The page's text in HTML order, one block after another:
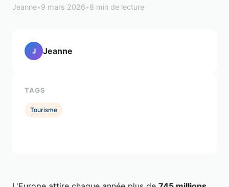
Jeanne•9 mars 2026•8 min de lecture
J Jeanne
TAGS
Tourisme